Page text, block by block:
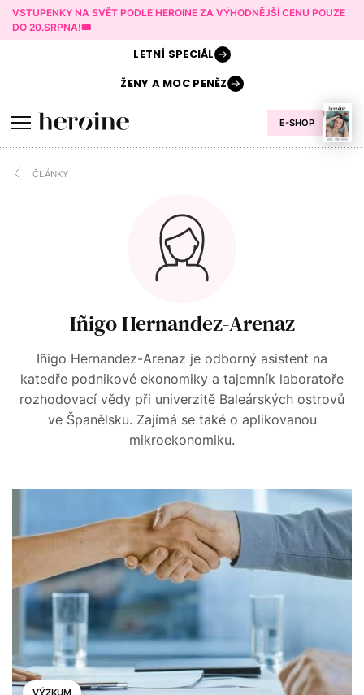
VSTUPENKY NA SVĚT PODLE HEROINE ZA VÝHODNĚJŠÍ CENU POUZE
DO 20.SRPNA!🎟️
E-SHOP
LETNÍ SPECIÁL
ŽENY AMOC PENĚZ
ČLÁNKY
Iñigo Hernandez-Arenaz
Iñigo Hernandez-Arenaz je odborný asistent na
katedře podnikové ekonomiky a tajemník laboratoře
rozhodovací vědy při univerzitě Baleárských ostrovů
ve Španělsku. Zajímá se také o aplikovanou
mikroekonomiku.
VÝZKUM